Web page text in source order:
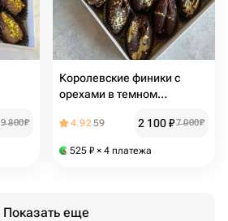
9 800₽
Королевские финики с
орехами в темном
4.9259 2 100₽7 000₽
525 ₽ × 4 платежа
Показать еще